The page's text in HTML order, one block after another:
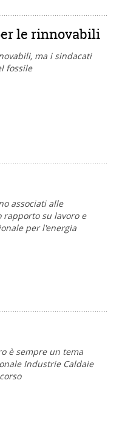
le rinnovabili
ma i sindacati
fossile
associati alle
rapporto su lavoro e
per l'energia
è sempre un tema
Industrie Caldaie